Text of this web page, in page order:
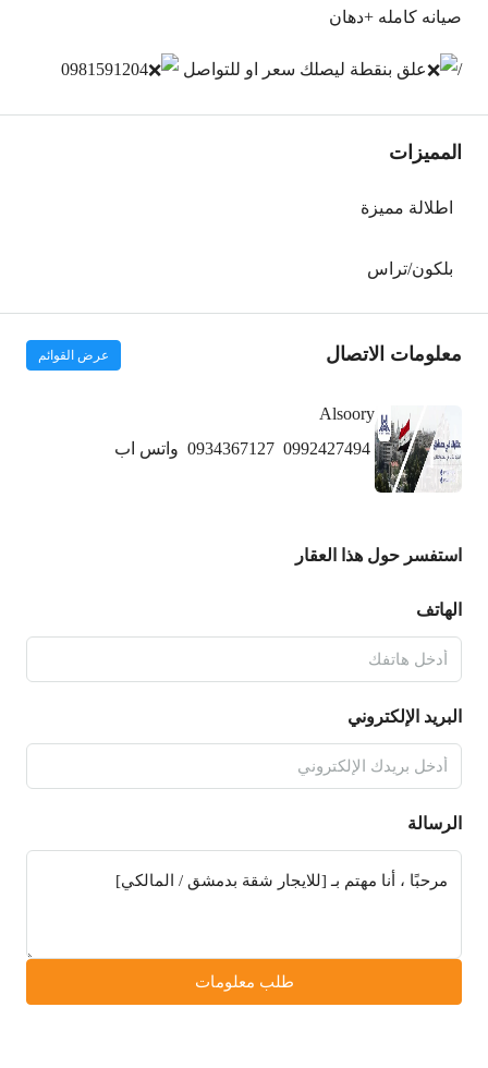
صيانه كامله +دهان
/ علق بنقطة ليصلك سعر او للتواصل 0981591204
المميزات
اطلالة مميزة
بلكون/تراس
معلومات الاتصال عرض القوائم
Alsoory
0992427494
0934367127 واتس اب
استفسر حول هذا العقار
الهاتف
البريد الإلكتروني
الرسالة
طلب معلومات